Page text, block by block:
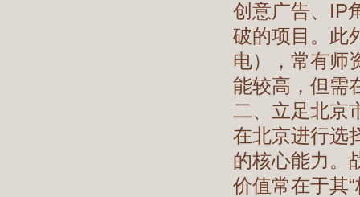
创意广告、IP
破的项目。此
电），常有师
能较高，但需
二、立足北京
在北京进行选
的核心能力。
价值常在于其